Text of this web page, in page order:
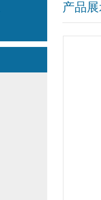
产品